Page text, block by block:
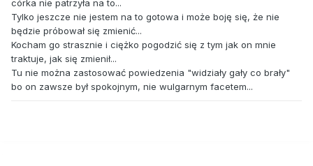
córka nie patrzyła na to...
Tylko jeszcze nie jestem na to gotowa i może boję się, że nie
będzie próbował się zmienić...
Kocham go strasznie i ciężko pogodzić się z tym jak on mnie
traktuje, jak się zmienił...
Tu nie można zastosować powiedzenia "widziały gały co brały"
bo on zawsze był spokojnym, nie wulgarnym facetem...